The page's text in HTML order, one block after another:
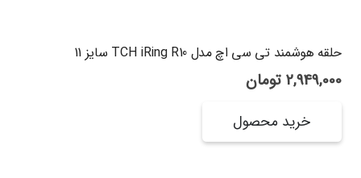
حلقه هوشمند تی سی اچ مدل TCH iRing R10 سایز 11
2,949,000 تومان
خرید محصول